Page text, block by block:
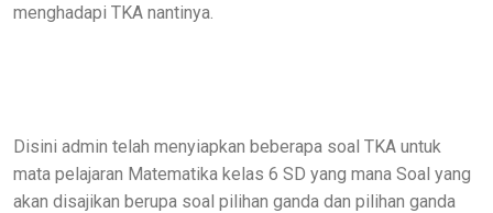
menghadapi TKA nantinya.
Disini admin telah menyiapkan beberapa soal TKA untuk
mata pelajaran Matematika kelas 6 SD yang mana Soal yang
akan disajikan berupa soal pilihan ganda dan pilihan ganda